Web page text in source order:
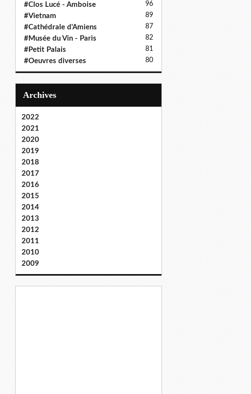
#Clos Lucé - Amboise 96
#Vietnam 89
#Cathédrale d'Amiens 87
#Musée du Vin - Paris 82
#Petit Palais 81
#Oeuvres diverses 80
Archives
2022
2021
2020
2019
2018
2017
2016
2015
2014
2013
2012
2011
2010
2009